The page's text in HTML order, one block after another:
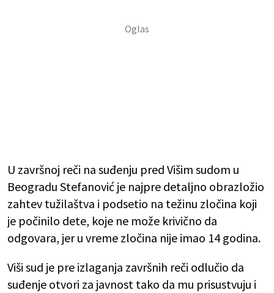
U završnoj reči na suđenju pred Višim sudom u
Beogradu Stefanović je najpre detaljno obrazložio
zahtev tužilaštva i podsetio na težinu zločina koji
je počinilo dete, koje ne može krivično da
odgovara, jer u vreme zločina nije imao 14 godina.
Viši sud je pre izlaganja završnih reči odlučio da
suđenje otvori za javnost tako da mu prisustvuju i